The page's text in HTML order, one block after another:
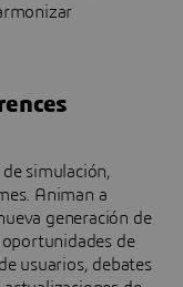
de simulación,
Animan a
generación de
de
usuarios, debates